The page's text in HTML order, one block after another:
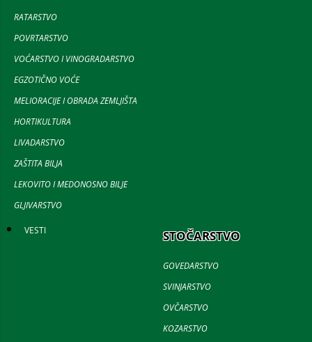
RATARSTVO
POVRTARSTVO
VOĆARSTVO I VINOGRADARSTVO
EGZOTIČNO VOĆE
MELIORACIJE I OBRADA ZEMLJIŠTA
HORTIKULTURA
LIVADARSTVO
ZAŠTITA BILJA
LEKOVITO I MEDONOSNO BILJE
GLJIVARSTVO
VESTI STOČARSTVO
GOVEDARSTVO
SVINJARSTVO
OVČARSTVO
KOZARSTVO